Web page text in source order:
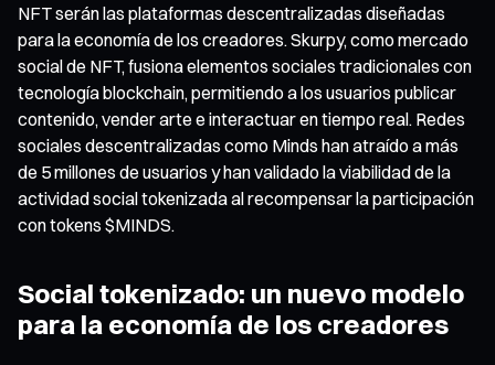
NFT serán las plataformas descentralizadas diseñadas
para la economía de los creadores. Skurpy, como mercado
social de NFT, fusiona elementos sociales tradicionales con
tecnología blockchain, permitiendo a los usuarios publicar
contenido, vender arte e interactuar en tiempo real. Redes
sociales descentralizadas como Minds han atraído a más
de 5 millones de usuarios y han validado la viabilidad de la
actividad social tokenizada al recompensar la participación
con tokens $MINDS.
Social tokenizado: un nuevo modelo
para la economía de los creadores